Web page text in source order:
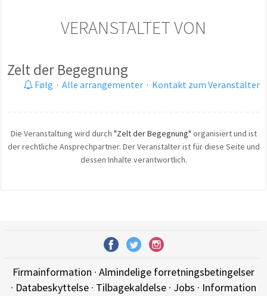
VERANSTALTET VON
Zelt der Begegnung
Følg · Alle arrangementer · Kontakt zum Veranstalter
Die Veranstaltung wird durch "Zelt der Begegnung" organisiert und ist
der rechtliche Ansprechpartner. Der Veranstalter ist für diese Seite und
dessen Inhalte verantwortlich.
Firmainformation · Almindelige forretningsbetingelser
· Databeskyttelse · Tilbagekaldelse · Jobs · Information